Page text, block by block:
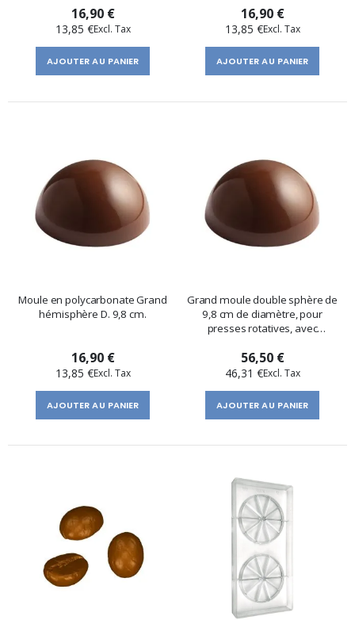
16,90 €
13,85 €
AJOUTER AU PANIER
16,90 €
13,85 €
AJOUTER AU PANIER
Moule en polycarbonate Grand
hémisphère D. 9,8 cm.
16,90 €
13,85 €
AJOUTER AU PANIER
Grand moule double sphère de
9,8 cm de diamètre, pour
presses rotatives, avec
56,50 €
46,31 €
AJOUTER AU PANIER